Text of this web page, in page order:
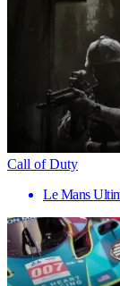
Call of Duty
Le Mans